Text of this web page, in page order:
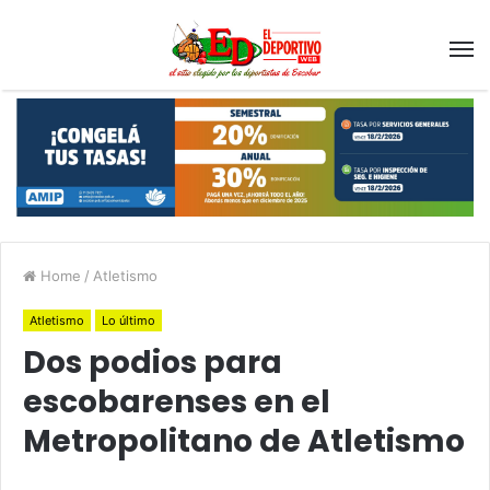
Home / Atletismo
Atletismo Lo último
Dos podios para
escobarenses en el
Metropolitano de Atletismo